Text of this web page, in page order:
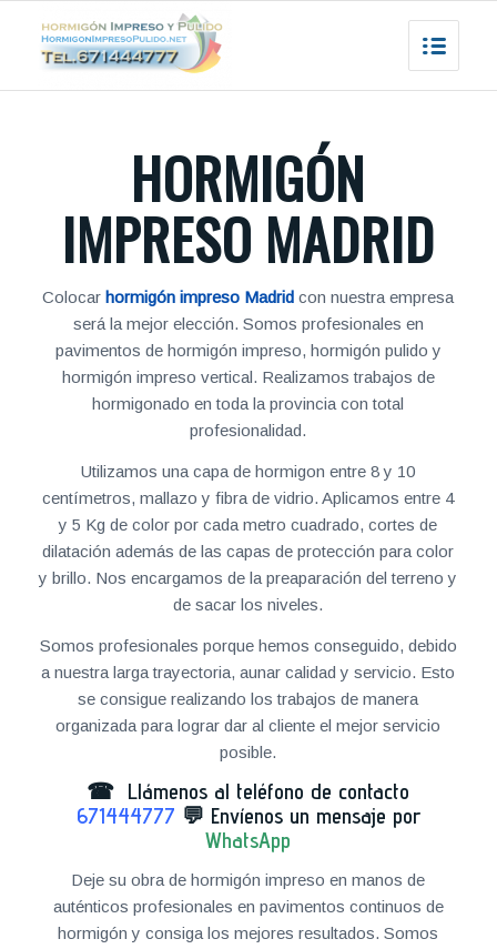
HORMIGÓN
IMPRESO MADRID
Colocarhormigón impreso Madrid con nuestra empresa
será la mejor elección. Somos profesionales en
pavimentos de hormigón impreso, hormigón pulido y
hormigón impreso vertical. Realizamos trabajos de
hormigonado en toda la provincia con total
profesionalidad.
Utilizamos una capa de hormigon entre 8 y 10
centímetros, mallazo y fibra de vidrio. Aplicamos entre 4
y 5 Kg de color por cada metro cuadrado, cortes de
dilatación además de las capas de protección para color
y brillo. Nos encargamos de la preaparación del terreno y
de sacar los niveles.
Somos profesionales porque hemos conseguido, debido
a nuestra larga trayectoria, aunar calidad y servicio. Esto
se consigue realizando los trabajos de manera
organizada para lograr dar al cliente el mejor servicio
posible.
☎ Llámenos al teléfono de contacto
671444777 💬 Envíenos un mensaje por
WhatsApp
Deje su obra de hormigón impreso en manos de
auténticos profesionales en pavimentos continuos de
hormigón y consiga los mejores resultados. Somos